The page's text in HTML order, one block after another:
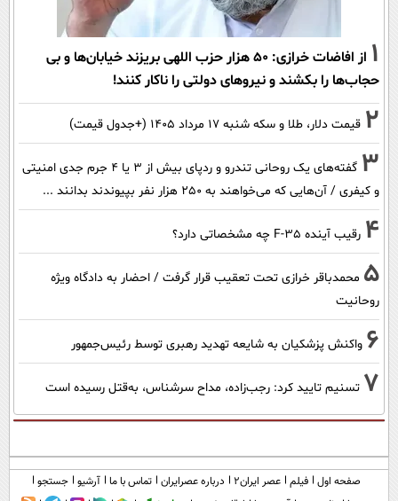
1
از افاضات خرازی: ۵۰ هزار حزب اللهی بریزند خیابان‌ها و بی
حجاب‌ها را بکشند و نیرو‌های دولتی را ناکار کنند!
2 قیمت دلار، طلا و سکه شنبه ۱۷ مرداد ۱۴۰۵ (+جدول قیمت)
3
گفته‌های یک روحانی تندرو و ردپای بیش از ۳ یا ۴ جرم جدی امنیتی
و کیفری / آن‌هایی که می‌خواهند به ۲۵۰ هزار نفر بپیوندند بدانند ...
4 رقیب آینده F-35 چه مشخصاتی دارد؟
5 محمدباقر خرازی تحت تعقیب قرار گرفت / احضار به دادگاه ویژه
روحانیت
6 واکنش پزشکیان به شایعه تهدید رهبری توسط رئیس‌جمهور
7 تسنیم تایید کرد: رجب‌زاده، مداح سرشناس، به‌قتل رسیده است
صفحه اول فیلم عصر ایران۲ درباره عصرایران تماس با ما آرشیو جستجو